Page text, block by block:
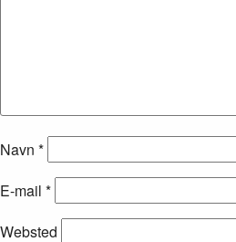
Navn *
E-mail *
Websted